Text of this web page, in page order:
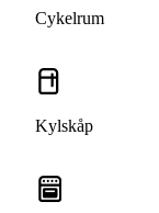
Cykelrum
Kylskåp